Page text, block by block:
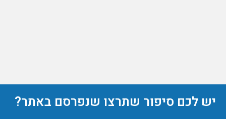
יש לכם סיפור שתרצו שנפרסם באתר?